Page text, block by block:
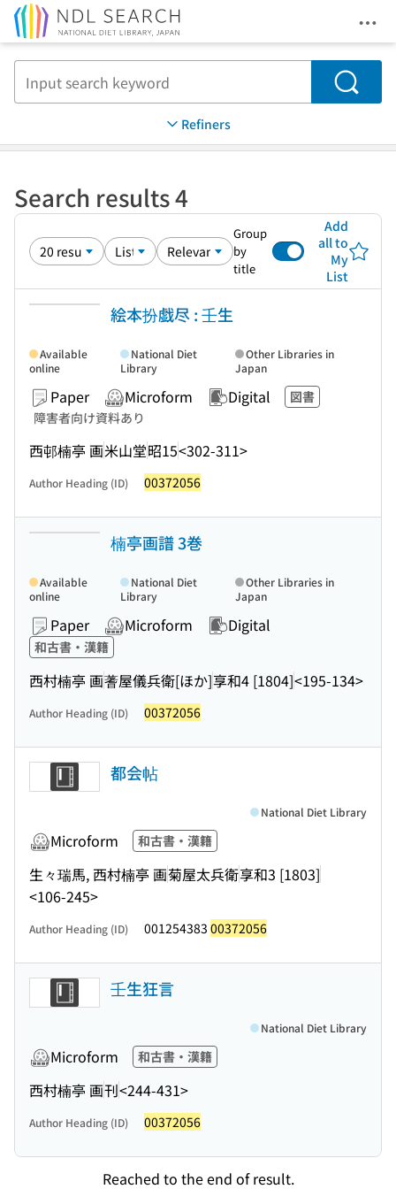
Search
Refiners
Search results 4
Group
by
title
Add
all to
My
List
絵本扮戯尽 : 壬生
Paper Microform Digital
図書
障害者向け資料あり
西邨楠亭 画米山堂昭15<302-311>
Available
online
National Diet
Library
Other Libraries in
Japan
Author Heading (ID) 00372056
楠亭画譜 3巻
Paper Microform Digital
和古書・漢籍
西村楠亭 画蓍屋儀兵衛[ほか]享和4 [1804]<195-134>
Available
online
National Diet
Library
Other Libraries in
Japan
Author Heading (ID) 00372056
都会帖
Microform 和古書・漢籍
生々瑞馬, 西村楠亭 画菊屋太兵衛享和3 [1803]
<106-245>
National Diet Library
Author Heading (ID) 001254383 00372056
壬生狂言
Microform 和古書・漢籍
西村楠亭 画刊<244-431>
National Diet Library
Author Heading (ID) 00372056
Reached to the end of result.